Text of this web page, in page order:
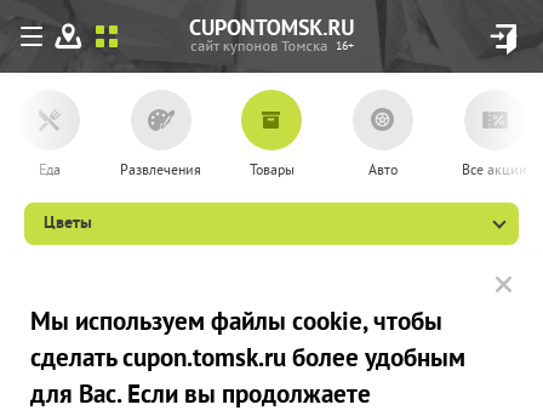
16+
Еда Развлечения Товары Авто Все акции
Цветы
Мы используем файлы сookie, чтобы
сделать cupon.tomsk.ru более удобным
для Вас. Если вы продолжаете